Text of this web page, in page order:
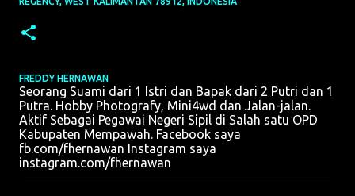
FREDDY HERNAWAN
Seorang Suami dari 1 Istri dan Bapak dari 2 Putri dan 1
Putra. Hobby Photografy, Mini4wd dan Jalan-jalan.
Aktif Sebagai Pegawai Negeri Sipil di Salah satu OPD
Kabupaten Mempawah. Facebook saya
fb.com/fhernawan Instagram saya
instagram.com/fhernawan